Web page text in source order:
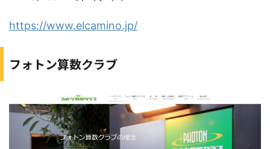
https://www.elcamino.jp/
フォトン算数クラブ